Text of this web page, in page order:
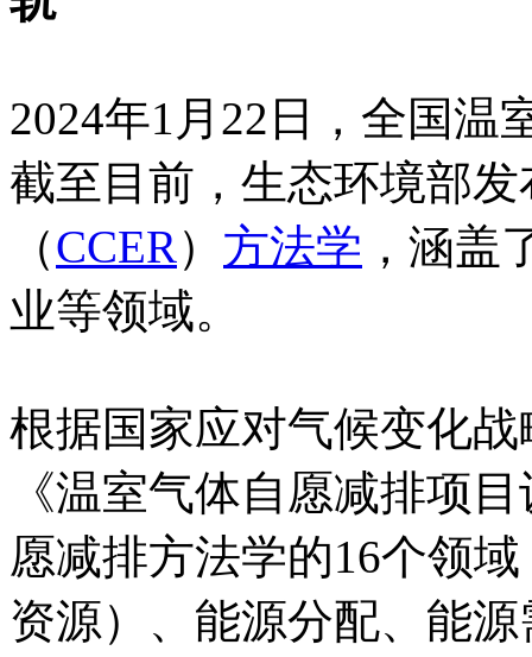
2024年1月22日，全国温
截至目前，生态环境部
（CCER） 方法学 ，涵盖
业等领域。
根据国家应对气候变化
《温室气体自愿减排项
愿减排方法学的16个领
资源）、能源分配、能